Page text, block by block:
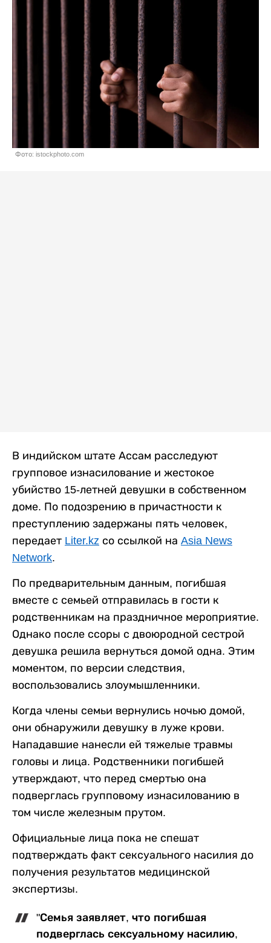
Фото: istockphoto.com
В индийском штате Ассам расследуют
групповое изнасилование и жестокое
убийство 15-летней девушки в собственном
доме. По подозрению в причастности к
преступлению задержаны пять человек,
передает Liter.kz со ссылкой на Asia News
Network.
По предварительным данным, погибшая
вместе с семьей отправилась в гости к
родственникам на праздничное мероприятие.
Однако после ссоры с двоюродной сестрой
девушка решила вернуться домой одна. Этим
моментом, по версии следствия,
воспользовались злоумышленники.
Когда члены семьи вернулись ночью домой,
они обнаружили девушку в луже крови.
Нападавшие нанесли ей тяжелые травмы
головы и лица. Родственники погибшей
утверждают, что перед смертью она
подверглась групповому изнасилованию в
том числе железным прутом.
Официальные лица пока не спешат
подтверждать факт сексуального насилия до
получения результатов медицинской
экспертизы.
"Семья заявляет, что погибшая
подверглась сексуальному насилию,